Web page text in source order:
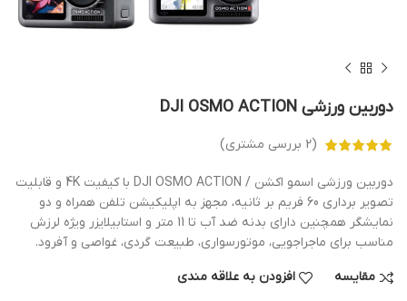
دوربین ورزشی DJI OSMO ACTION
(
2 بررسی مشتری)
دوربین ورزشی اسمو اکشن / DJI OSMO ACTION با کیفیت 4K و قابلیت
تصویر برداری 60 فریم بر ثانیه، مجهز به اپلیکیشن تلفن همراه و دو
نمایشگر همچنین دارای بدنه ضد آب تا 11 متر و استابیلایزر ویژه لرزش
مناسب برای ماجراجویی، موتورسواری، طبیعت گردی، غواصی و آفرود.
مقایسه افزودن به علاقه مندی